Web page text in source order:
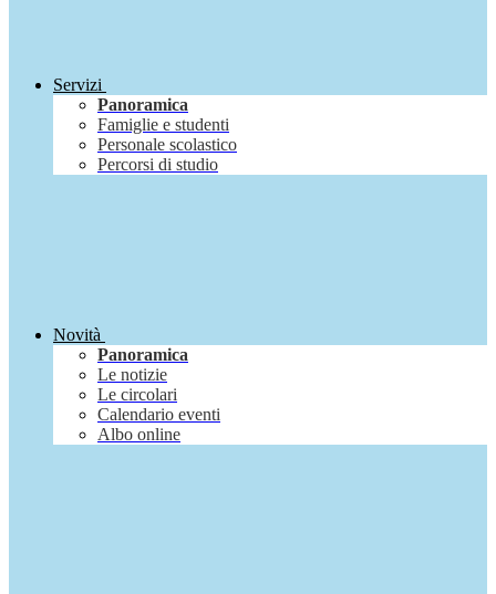
Servizi
Panoramica
Famiglie e studenti
Personale scolastico
Percorsi di studio
Novità
Panoramica
Le notizie
Le circolari
Calendario eventi
Albo online